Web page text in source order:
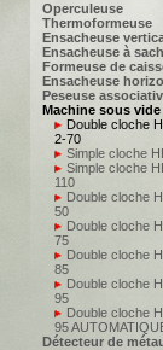
Operculeuse
Thermoformeuse
Ensacheuse
Ensacheuse à
Formeuse de
Ensacheuse
Peseuse
Machine sous vide
Double cloche
2-70
Simple cloche
Simple cloche
110
Double cloche
50
Double cloche
75
Double cloche
85
Double cloche
95
Double cloche
95
Détecteur de